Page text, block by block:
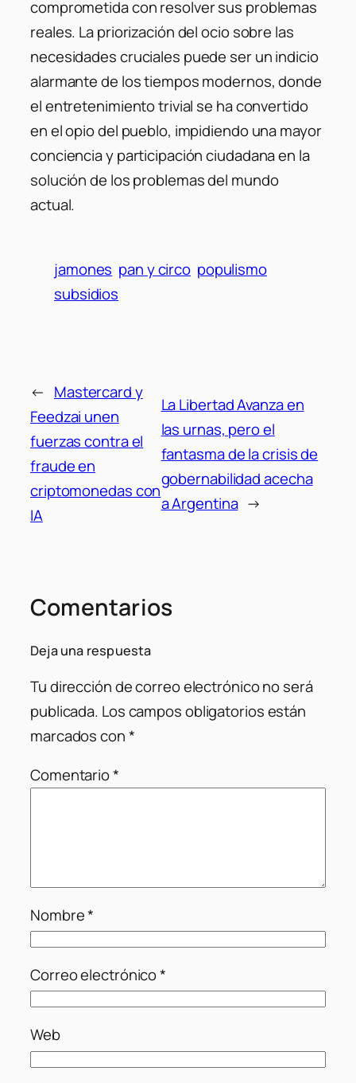
comprometida con resolver sus problemas
reales. La priorización del ocio sobre las
necesidades cruciales puede ser un indicio
alarmante de los tiempos modernos, donde
el entretenimiento trivial se ha convertido
en el opio del pueblo, impidiendo una mayor
conciencia y participación ciudadana en la
solución de los problemas del mundo
actual.
jamones pan y circo populismo
subsidios
← Mastercard y
Feedzai unen
fuerzas contra el
fraude en
criptomonedas con
IA
La Libertad Avanza en
las urnas, pero el
fantasma de la crisis de
gobernabilidad acecha
a Argentina →
Comentarios
Deja una respuesta
Tu dirección de correo electrónico no será
publicada. Los campos obligatorios están
marcados con*
Comentario*
Nombre*
Correo electrónico*
Web